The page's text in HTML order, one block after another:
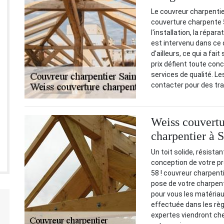
Le couvreur
couverture charpente
l'installation, la
est intervenu dans ce
d'ailleurs, ce qui a fait
prix défient toute
services de qualité.
contacter pour des
Weiss
charpentier à
Un toit solide,
conception de votre
58 ! couvreur
pose de votre
pour vous les
effectuée dans les
expertes viendront